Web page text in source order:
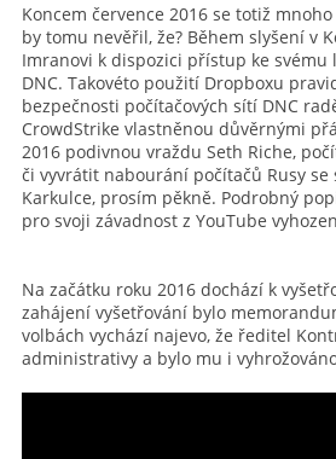
Koncem července 2016 se totiž
by tomu nevěřil, že? Během slyšení v
Imranovi k dispozici přístup ke
DNC. Takovéto použití Dropboxu
bezpečnosti počítačových sítí DNC
CrowdStrike vlastněnou důvěrnými
2016 podivnou vraždu Seth Riche,
či vyvrátit nabourání počítačů Rusy
Karkulce, prosím pěkně. Podrobný
pro svoji závadnost z YouTube
Na začátku roku 2016 dochází k
zahájení vyšetřování bylo
volbách vychází najevo, že ředitel
administrativy a bylo mu i